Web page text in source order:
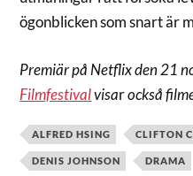
ögonblicken som snart är
Premiär på Netflix den 21
Filmfestivalvisarockså
ALFRED HSING CLIFTON
DENIS JOHNSON DRAMA